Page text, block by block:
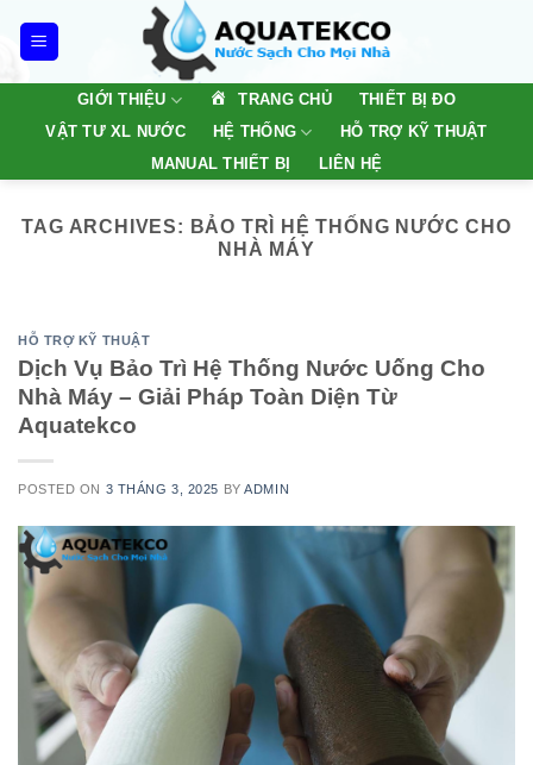
GIỚI THIỆU TRANG CHỦ
THIẾT BỊ ĐO
VẬT TƯ XL NƯỚC
HỆ THỐNG
HỖ TRỢ KỸ THUẬT
MANUAL THIẾT BỊ
LIÊN HỆ
TAG ARCHIVES: BẢO TRÌ HỆ THỐNG NƯỚC CHO
NHÀ MÁY
HỖ TRỢ KỸ THUẬT
Dịch Vụ Bảo Trì Hệ Thống Nước Uống Cho
Nhà Máy – Giải Pháp Toàn Diện Từ
Aquatekco
POSTED ON 3 THÁNG 3, 2025 BYADMIN